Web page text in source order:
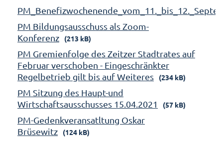
PM Bildungsausschuss als Zoom-
Konferenz
(213 kB)
PM Gremienfolge des Zeitzer Stadtrates auf
Februar verschoben - Eingeschränkter
Regelbetrieb gilt bis auf Weiteres
(234 kB)
PM Sitzung des Haupt-und
Wirtschaftsausschusses 15.04.2021
(57 kB)
PM-Gedenkveransatltung Oskar
Brüsewitz
(124 kB)